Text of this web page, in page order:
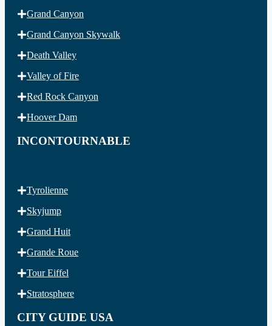
Grand Canyon
Grand Canyon Skywalk
Death Valley
Valley of Fire
Red Rock Canyon
Hoover Dam
INCONTOURNABLE
Tyrolienne
Skyjump
Grand Huit
Grande Roue
Tour Eiffel
Stratosphere
CITY GUIDE USA